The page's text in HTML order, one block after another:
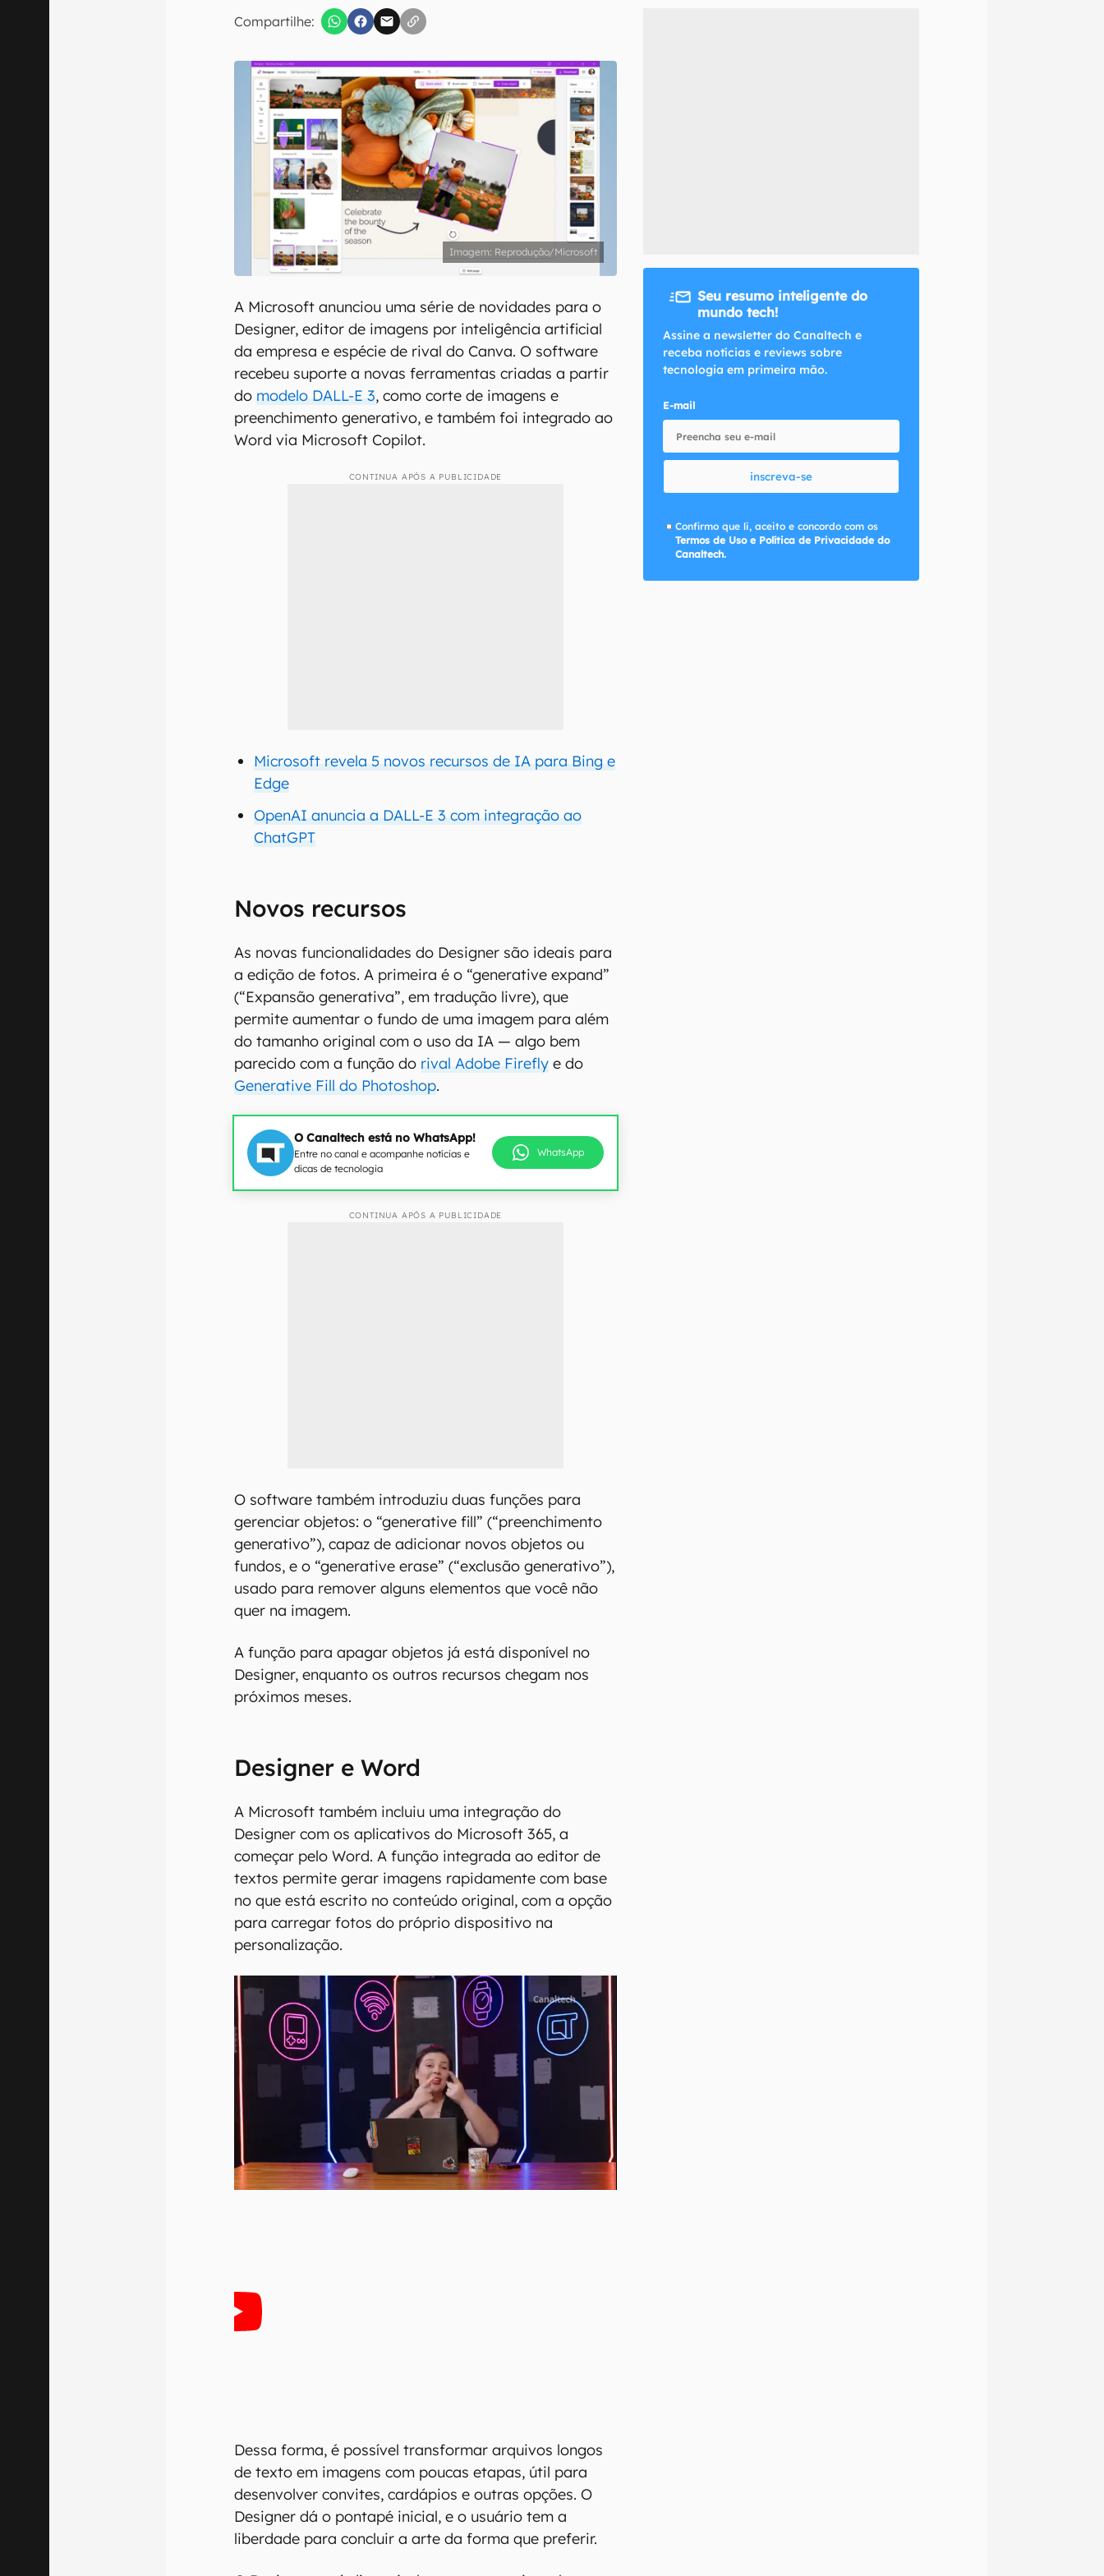
Compartilhe:
Confirmo que li, aceito e concordo com os Termos de Uso e Política de Privacidade do Canaltech.
Reprodução/Microsoft
A Microsoft anunciou uma série de novidades para o
Designer, editor de imagens por inteligência artificial
da empresa e espécie de rival do Canva. O software
recebeu suporte a novas ferramentas criadas a partir
do modelo DALL-E 3, como corte de imagens e
preenchimento generativo, e também foi integrado ao
Word via Microsoft Copilot.
CONTINUA APÓS A PUBLICIDADE
Microsoft revela 5 novos recursos de IA para Bing e
Edge
OpenAI anuncia a DALL-E 3 com integração ao
ChatGPT
Novos recursos
As novas funcionalidades do Designer são ideais para
a edição de fotos. A primeira é o “generative expand”
(“Expansão generativa”, em tradução livre), que
permite aumentar o fundo de uma imagem para além
do tamanho original com o uso da IA — algo bem
parecido com a função do rival Adobe Firefly e do
Generative Fill do Photoshop.
O Canaltech está no WhatsApp!
Entre no canal e acompanhe notícias e
dicas de tecnologia
WhatsApp
CONTINUA APÓS A PUBLICIDADE
O software também introduziu duas funções para
gerenciar objetos: o “generative fill” (“preenchimento
generativo”), capaz de adicionar novos objetos ou
fundos, e o “generative erase” (“exclusão generativo”),
usado para remover alguns elementos que você não
quer na imagem.
A função para apagar objetos já está disponível no
Designer, enquanto os outros recursos chegam nos
próximos meses.
Designer e Word
A Microsoft também incluiu uma integração do
Designer com os aplicativos do Microsoft 365, a
começar pelo Word. A função integrada ao editor de
textos permite gerar imagens rapidamente com base
no que está escrito no conteúdo original, com a opção
para carregar fotos do próprio dispositivo na
personalização.
Dessa forma, é possível transformar arquivos longos
de texto em imagens com poucas etapas, útil para
desenvolver convites, cardápios e outras opções. O
Designer dá o pontapé inicial, e o usuário tem a
liberdade para concluir a arte da forma que preferir.
Seu resumo inteligente do
mundo tech!
Assine a newsletter do Canaltech e
receba notícias e reviews sobre
tecnologia em primeira mão.
E-mail
inscreva-se
Confirmo que li, aceito e concordo com os
Termos de Uso e Política de Privacidade do
Canaltech.